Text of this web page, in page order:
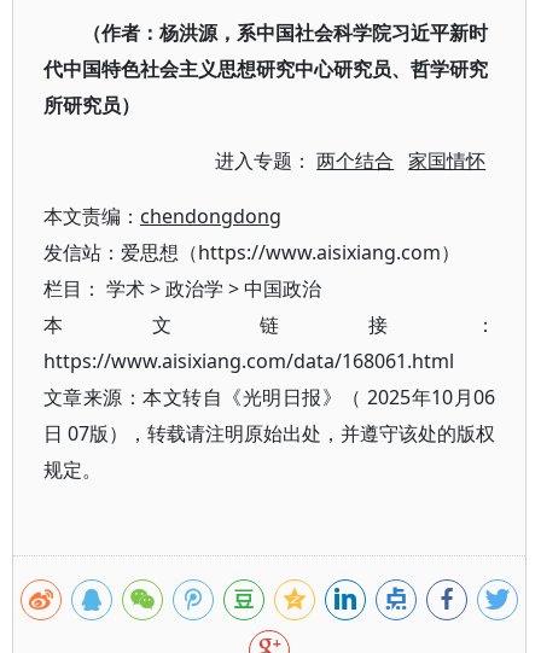
（作者：杨洪源，系中国社会科学院习近平新时
代中国特色社会主义思想研究中心研究员、哲学研究
所研究员）
进入专题：两个结合 家国情怀
本文责编： chendongdong
发信站：爱思想（https://www.aisixiang.com）
栏目： 学术>政治学 >中国政治
本文链接：
https://www.aisixiang.com/data/168061.html
文章来源：本文转自《光明日报》（ 2025年10月06
日 07版），转载请注明原始出处，并遵守该处的版权
规定。